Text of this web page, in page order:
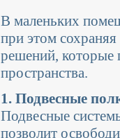
В маленьких
при этом
решений, которые
пространства.
1. Подвесные
Подвесные
позволит